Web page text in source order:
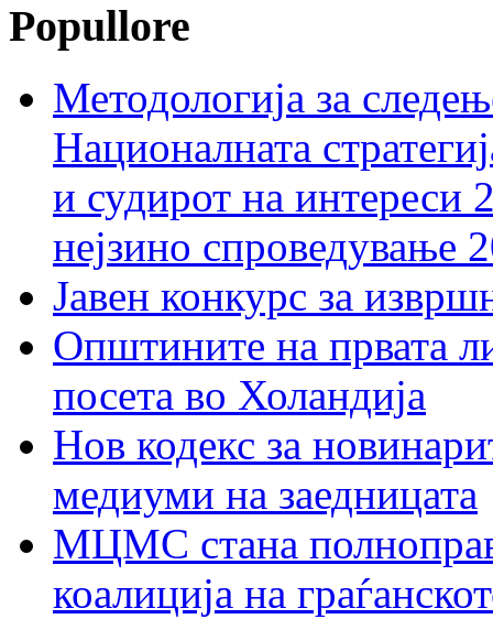
Popullore
Методологија за
Националната
и судирот на интереси
нејзино спроведување
Јавен конкурс за
Општините на првата
посета во Холандија
Нов кодекс за
медиуми на заедницата
МЦМС стана
коалиција на